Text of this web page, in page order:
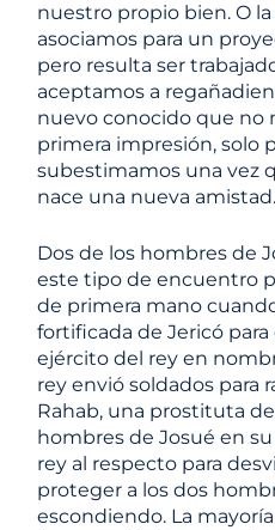
nuestro propio bien. O
asociamos para un
pero resulta ser
aceptamos a
nuevo conocido que no
primera impresión, solo
subestimamos una vez
nace una nueva amistad.
Dos de los hombres de
este tipo de encuentro
de primera mano
fortificada de Jericó para
ejército del rey en
rey envió soldados para
Rahab, una prostituta
hombres de Josué en
rey al respecto para
proteger a los dos
escondiendo. La